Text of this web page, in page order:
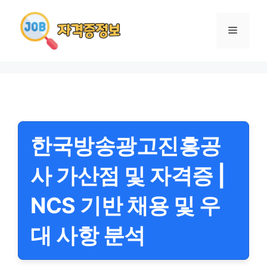
메
한국방송광고진흥공
사 가산점 및 자격증 |
NCS 기반 채용 및 우
대 사항 분석